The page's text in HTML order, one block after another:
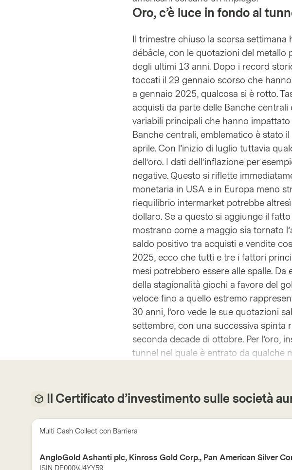
Oro, c’è luce in fondo al
Il trimestre chiuso la scorsa
débâcle, con le quotazioni del
degli ultimi 13 anni. Dopo i record
toccati il 29 gennaio scorso che
a gennaio 2025, qualcosa si è rotto.
acquisti da parte delle Banche
variabili principali che hanno
Banche centrali, emblematico è stato
aprile. Con l’inizio di luglio tuttavia
dell’oro. I dati dell’inflazione per
negative. Questo si riflette
monetaria in USA e in Europa meno
riequilibrio intermarket potrebbe
dollaro. Se a questo si aggiunge il
mostrano come a maggio sia tornato
saldo positivo tra acquisti e vendite
2025, ecco che tutti e tre i fattori
mesi potrebbero essere alle spalle. Da
della stagionalità giochi a favore del
veloce fino a quello estremo
30 anni, l’oro vede le sue quotazioni
settembre, con una successiva spinta
seconda decade di ottobre. Per l’oro,
tunnel nel quale è entrato da qualche
Il Certificato d’investimento sulle società
Multi Cash Collect con Barriera
AngloGold Ashanti plc, Kinross Gold Corp., Pan American Silver
ISIN DE000VJ4YY59